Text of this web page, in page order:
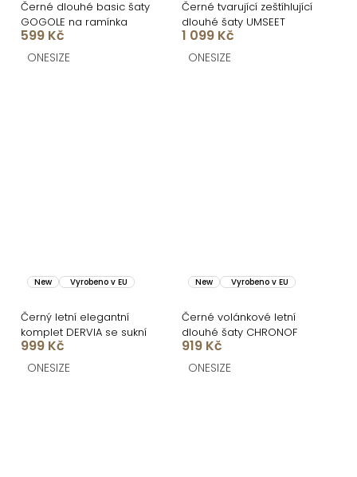
Černé dlouhé basic šaty
GOGOLE na ramínka
599 Kč
ONESIZE
Černé tvarující zeštíhlující
dlouhé šaty UMSEET
1 099 Kč
ONESIZE
New Vyrobeno v EU
Černý letní elegantní
komplet DERVIA se sukní
999 Kč
ONESIZE
New Vyrobeno v EU
Černé volánkové letní
dlouhé šaty CHRONOF
919 Kč
ONESIZE